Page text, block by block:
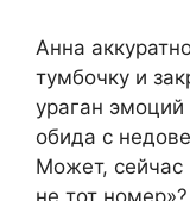
Анна
тумбочку и
ураган
обида с
Может, сейчас